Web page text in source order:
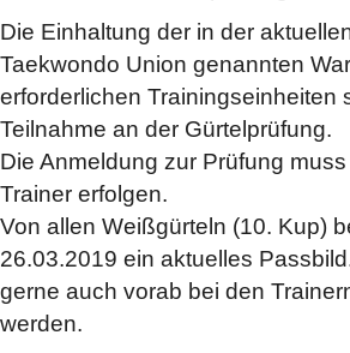
Die Einhaltung der in der
Taekwondo Union genannten
erforderlichen Trainingseinheiten
Teilnahme an der Gürtelprüfung.
Die Anmeldung zur Prüfung
Trainer erfolgen.
Von allen Weißgürteln (10. Kup)
26.03.2019 ein aktuelles
gerne auch vorab bei den
werden.